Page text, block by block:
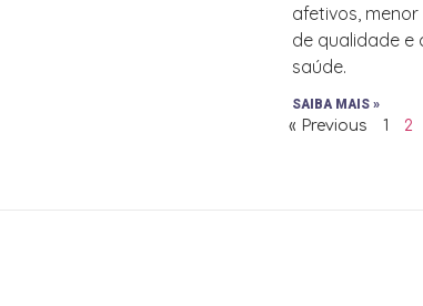
afetivos,
de qualidade e
saúde.
SAIBA MAIS »
« Previous 1 2